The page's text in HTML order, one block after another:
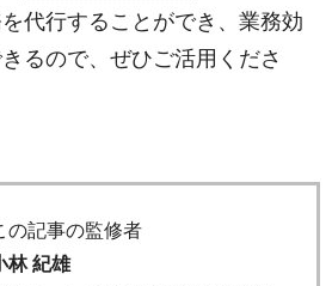
代行することができ、業務効
るので、ぜひご活用くださ
の記事の監修者
林 紀雄